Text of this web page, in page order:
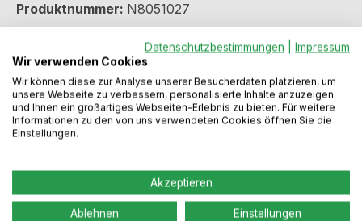
Produktnummer: N8051027
Beschreibung
Mit dem Cubo Gläserhalter sind Weingläser sicher
und dekorativ aufbewahrt. Stahl, pulverbeschichtet
mit Feinstruktur Passend…
Dokumente / Videos
Bewertungen
Datenschutzbestimmungen
Impressum
Wir verwenden Cookies
Wir können diese zur Analyse unserer Besucherdaten platzieren, um
unsere Webseite zu verbessern, personalisierte Inhalte anzuzeigen
und Ihnen ein großartiges Webseiten-Erlebnis zu bieten. Für weitere
Informationen zu den von uns verwendeten Cookies öffnen Sie die
Einstellungen.
Akzeptieren
Ablehnen Einstellungen